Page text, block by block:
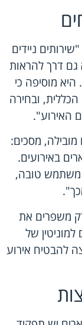
ניידים
גם דרך להראות
מוסיפה כי
ובחירה
האירוע".
מובילה, מסכים:
באירועים.
משתמש טובה,
רק משפרים את
של
להבטיח אירוע